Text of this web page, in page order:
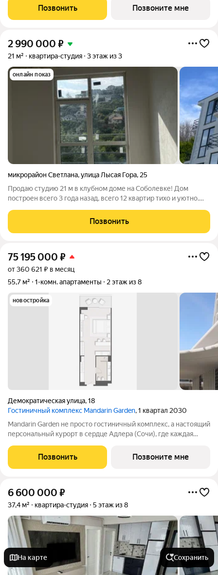
поддерживает долголетие. Всё устроено так, чтобы телу было
легко включаться в
Позвонить Позвоните мне
2 990 000 ₽
21 м² квартира-студия 3 этаж из 3
онлайн показ
микрорайон Светлана,улица Лысая Гора, 25
Продаю студию 21 м в клубном доме на Соболевке! Дом
построен всего 3 года назад, всего 12 квартир тихо и уютно.
Состояние: Чистовая отделка стен готова, закуплены
материалы на пол и санузел
Позвонить
75 195 000 ₽
от 360 621 ₽ в месяц
55,7 м²
1-комн. апартаменты 2 этаж из 8
новостройка
Демократическая улица,18
Гостиничный комплекс Mandarin Garden, 1 квартал 2030
Mandarin Garden не просто гостиничный комплекс, а настоящий
персональный курорт в сердце Адлера (Сочи), где каждая
приватность и безупречный сервис. Комплекс расположится в
Позвонить Позвоните мне
6 600 000 ₽
37,4 м² квартира-студия 5 этаж из 8
На карте Сохранить